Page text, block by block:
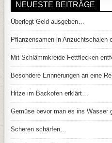
NEUESTE BEITRÄGE
Überlegt Geld ausgeben…
Pflanzensamen in Anzuchtschalen
Mit Schlämmkreide Fettflecken
Besondere Erinnerungen an eine
Hitze im Backofen erklärt…
Gemüse bevor man es ins Wasser
Scheren schärfen…